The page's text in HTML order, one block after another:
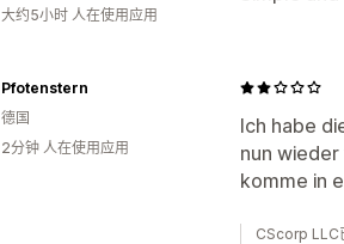
大约5小时 人在使用应用
Ich habe
nun
komme in
Pfotenstern
德国
2分钟 人在使用应用
CScorp LLC